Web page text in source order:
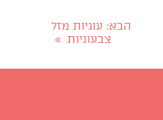
הבא: עוגיות מזל
צבעוניות
»